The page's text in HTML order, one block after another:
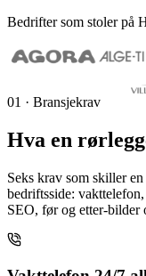
Bedrifter som stoler på
01 · Bransjekrav
Hva en
Seks krav som skiller
bedriftsside:
SEO, før og etter-bilder